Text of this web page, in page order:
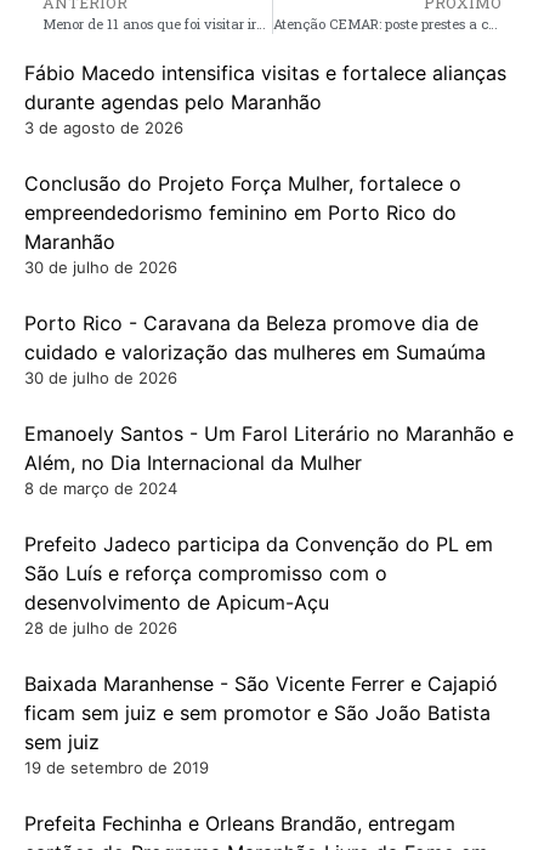
Atenção CEMAR: poste prestes a cair oferece perigo aos moradores do povoado campo novo da chapada zona rural de Pinheiro
Fábio Macedo intensifica visitas e fortalece alianças
durante agendas pelo Maranhão
3 de agosto de 2026
Conclusão do Projeto Força Mulher, fortalece o
empreendedorismo feminino em Porto Rico do
Maranhão
30 de julho de 2026
Porto Rico - Caravana da Beleza promove dia de
cuidado e valorização das mulheres em Sumaúma
30 de julho de 2026
Emanoely Santos - Um Farol Literário no Maranhão e
Além, no Dia Internacional da Mulher
8 de março de 2024
Prefeito Jadeco participa da Convenção do PL em
São Luís e reforça compromisso com o
desenvolvimento de Apicum-Açu
28 de julho de 2026
Baixada Maranhense - São Vicente Ferrer e Cajapió
ficam sem juiz e sem promotor e São João Batista
sem juiz
19 de setembro de 2019
Prefeita Fechinha e Orleans Brandão, entregam